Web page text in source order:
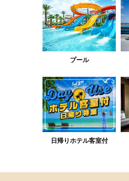
プール
日帰りホテル客室付